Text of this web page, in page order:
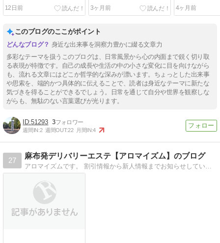
12日前 3ヶ月前 4ヶ月前
このブログのここがポイント
身近な出来事を洞察力豊かに綴る文章力
多彩なテーマを扱うこのブログは、日常風景から心の内面まで鋭く切り取
る表現が特徴です。自己の成長や生活の中の小さな変化に目を向けながら
も、流れる文章にはどこか哲学的な深みが漂います。ちょっとした出来事
や思索を、端的かつ具体的に伝えることで、読者は身近なテーマに新たな
気づきを得ることができるでしょう。日常を通じて自分や世界を観察しな
がらも、無駄のない言葉選びが光ります。
51293 3
週間IN:2 週間OUT:22 月間IN:4
27
麻布発デリバリーエステ【アロマイズム】のブログ
アロマイズムです。 割引情報から新人情報までお知らせしていきます。たまに普通の日記もありますので是非覗いてみてね！